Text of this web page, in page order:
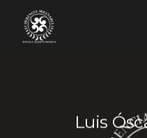
Luis